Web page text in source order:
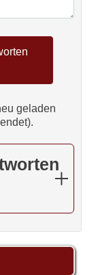
geladen